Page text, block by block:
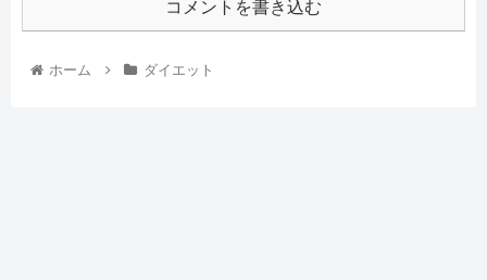
コメントを書き込む
ホーム ダイエット